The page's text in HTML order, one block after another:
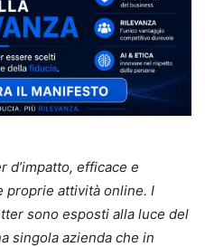
d’impatto, efficace e
proprie attività online. I
sono esposti alla luce del
singola azienda che in